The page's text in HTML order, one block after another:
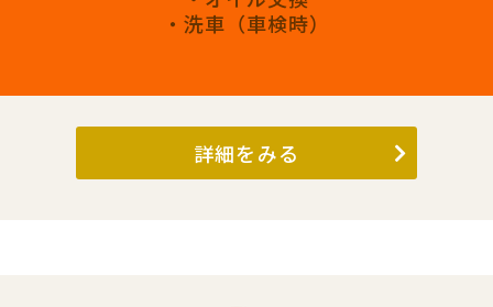
・洗車（車検時）
詳細をみる